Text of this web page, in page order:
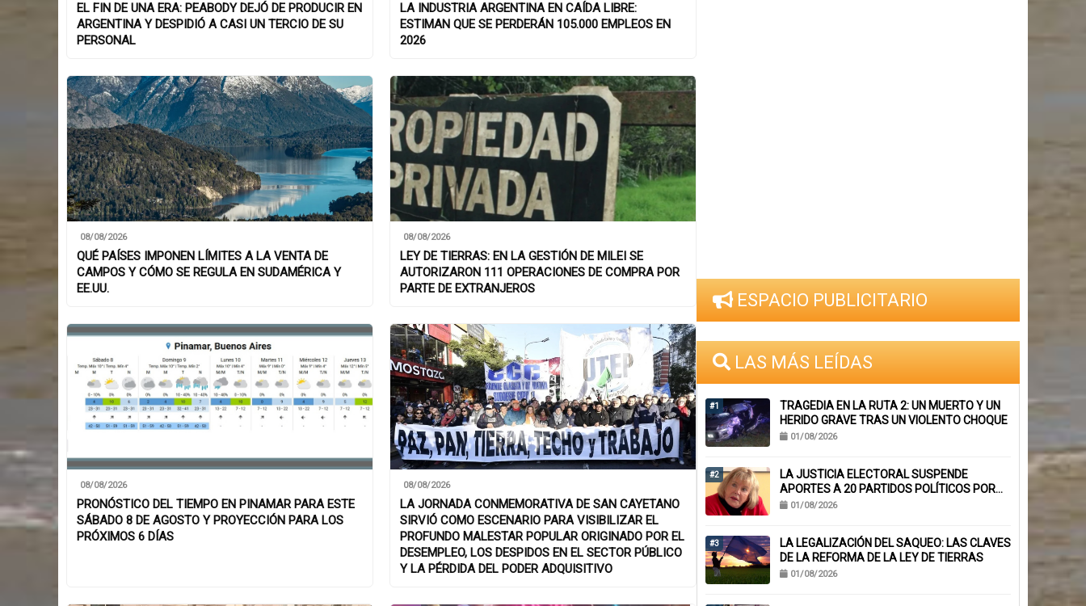
EL FIN DE UNA ERA: PEABODY DEJÓ DE PRODUCIR EN
ARGENTINA Y DESPIDIÓ A CASI UN TERCIO DE SU
PERSONAL
LA INDUSTRIA ARGENTINA EN CAÍDA LIBRE:
ESTIMAN QUE SE PERDERÁN 105.000 EMPLEOS EN
2026
08/08/2026
QUÉ PAÍSES IMPONEN LÍMITES A LA VENTA DE
CAMPOS Y CÓMO SE REGULA EN SUDAMÉRICA Y
EE.UU.
08/08/2026
LEY DE TIERRAS: EN LA GESTIÓN DE MILEI SE
AUTORIZARON 111 OPERACIONES DE COMPRA POR
PARTE DE EXTRANJEROS
08/08/2026
PRONÓSTICO DEL TIEMPO EN PINAMAR PARA ESTE
SÁBADO 8 DE AGOSTO Y PROYECCIÓN PARA LOS
PRÓXIMOS 6 DÍAS
08/08/2026
LA JORNADA CONMEMORATIVA DE SAN CAYETANO
SIRVIÓ COMO ESCENARIO PARA VISIBILIZAR EL
PROFUNDO MALESTAR POPULAR ORIGINADO POR EL
DESEMPLEO, LOS DESPIDOS EN EL SECTOR PÚBLICO
Y LA PÉRDIDA DEL PODER ADQUISITIVO
ESPACIO PUBLICITARIO
LAS MÁS LEÍDAS
#1
TRAGEDIA EN LA RUTA 2: UN MUERTO Y UN
HERIDO GRAVE TRAS UN VIOLENTO CHOQUE
01/08/2026
#2
LA JUSTICIA ELECTORAL SUSPENDE
APORTES A 20 PARTIDOS POLÍTICOS POR
FALTA DE BALANCES
01/08/2026
#3
LA LEGALIZACIÓN DEL SAQUEO: LAS CLAVES
DE LA REFORMA DE LA LEY DE TIERRAS
01/08/2026